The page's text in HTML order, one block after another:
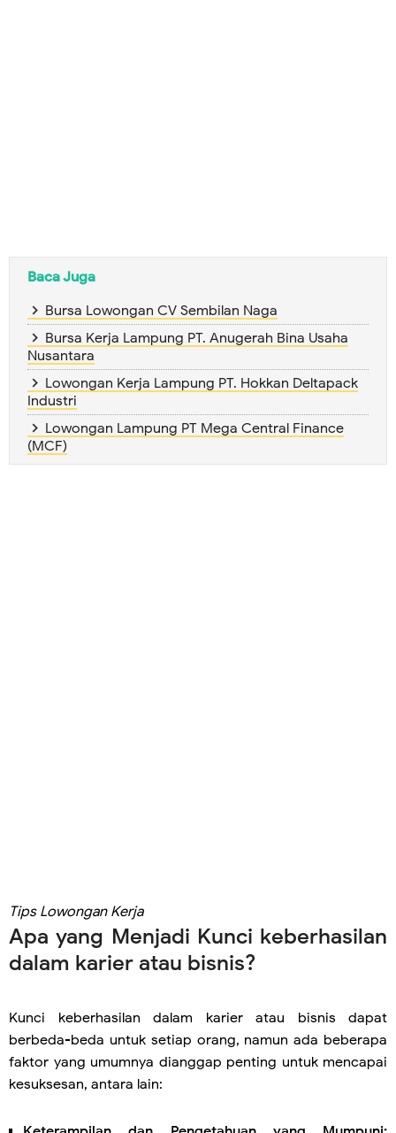
Baca Juga
Bursa Lowongan CV Sembilan Naga
Bursa Kerja Lampung PT. Anugerah Bina Usaha
Nusantara
Lowongan Kerja Lampung PT. Hokkan Deltapack
Industri
Lowongan Lampung PT Mega Central Finance
(MCF)
Tips Lowongan Kerja
Apa yang Menjadi Kunci keberhasilan
dalam karier atau bisnis?
Kunci keberhasilan dalam karier atau bisnis dapat
berbeda-beda untuk setiap orang, namun ada beberapa
faktor yang umumnya dianggap penting untuk mencapai
kesuksesan, antara lain: